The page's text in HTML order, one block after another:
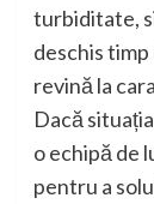
turbiditate,
deschis
revină la
Dacă
o echipă de
pentru a